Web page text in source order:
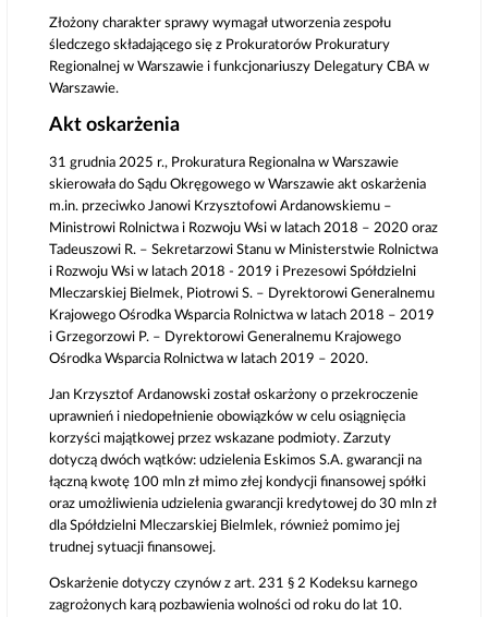
Złożony charakter sprawy wymagał utworzenia zespołu
śledczego składającego się z Prokuratorów Prokuratury
Regionalnej w Warszawie i funkcjonariuszy Delegatury CBA w
Warszawie.
Akt oskarżenia
31 grudnia 2025 r., Prokuratura Regionalna w Warszawie
skierowała do Sądu Okręgowego w Warszawie akt oskarżenia
m.in. przeciwko Janowi Krzysztofowi Ardanowskiemu –
Ministrowi Rolnictwa i Rozwoju Wsi w latach 2018 – 2020 oraz
Tadeuszowi R. – Sekretarzowi Stanu w Ministerstwie Rolnictwa
i Rozwoju Wsi w latach 2018 - 2019 i Prezesowi Spółdzielni
Mleczarskiej Bielmek, Piotrowi S. – Dyrektorowi Generalnemu
Krajowego Ośrodka Wsparcia Rolnictwa w latach 2018 – 2019
i Grzegorzowi P. – Dyrektorowi Generalnemu Krajowego
Ośrodka Wsparcia Rolnictwa w latach 2019 – 2020.
Jan Krzysztof Ardanowski został oskarżony o przekroczenie
uprawnień i niedopełnienie obowiązków w celu osiągnięcia
korzyści majątkowej przez wskazane podmioty. Zarzuty
dotyczą dwóch wątków: udzielenia Eskimos S.A. gwarancji na
łączną kwotę 100 mln zł mimo złej kondycji finansowej spółki
oraz umożliwienia udzielenia gwarancji kredytowej do 30 mln zł
dla Spółdzielni Mleczarskiej Bielmlek, również pomimo jej
trudnej sytuacji finansowej.
Oskarżenie dotyczy czynów z art. 231 § 2 Kodeksu karnego
zagrożonych karą pozbawienia wolności od roku do lat 10.